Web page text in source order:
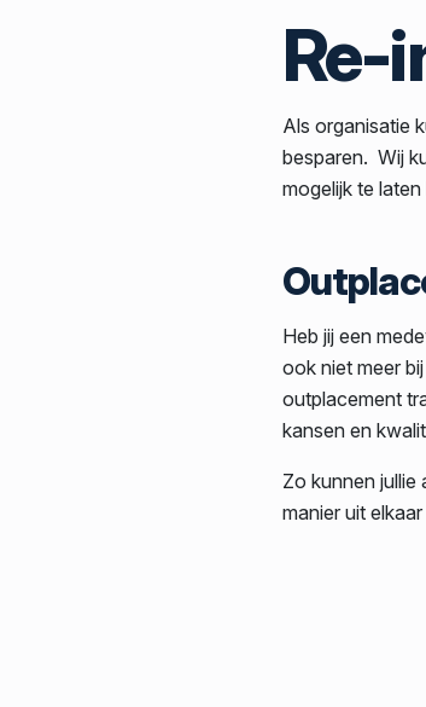
Re-
Als organisatie
besparen. Wij
mogelijk te
Heb jij een
ook niet meer
outplacement
kansen en
Zo kunnen jullie
manier uit